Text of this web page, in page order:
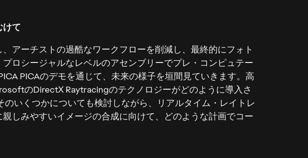
けて
アーチストの過酷なワークフローを削減し、最終的にフォト
ロシージャルなレベルのアセンブリーでプレ・コンピュテー
PICAのデモを通じて、未来の様子を垣間見ていきます。高
のDirectX Raytracingのテクノロジーがどのように導入さ
いくつかについても検討しながら、リアルタイム・レイトレ
しみやすいイメージの合成に向けて、どのような計画でコー